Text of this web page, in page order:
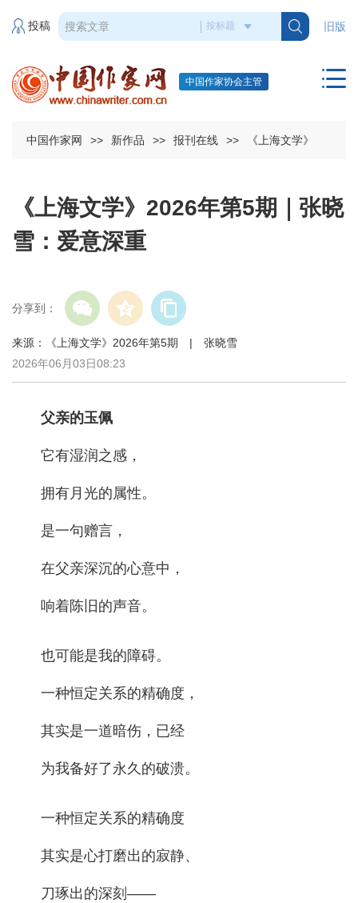
旧版
投稿
中国作家协会主管
中国作家网 >> 新作品 >> 报刊在线 >> 《上海文学》
《上海文学》2026年第5期｜张晓
雪：爱意深重
分享到：
来源：《上海文学》2026年第5期 | 张晓雪
2026年06月03日08:23
父亲的玉佩
它有湿润之感，
拥有月光的属性。
是一句赠言，
在父亲深沉的心意中，
响着陈旧的声音。
也可能是我的障碍。
一种恒定关系的精确度，
其实是一道暗伤，已经
为我备好了永久的破溃。
一种恒定关系的精确度
其实是心打磨出的寂静、
刀琢出的深刻——